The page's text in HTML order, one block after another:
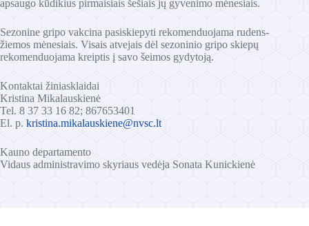
apsaugo kūdikius pirmaisiais šešiais jų gyvenimo mėnesiais.
Sezonine gripo vakcina pasiskiepyti rekomenduojama rudens-
žiemos mėnesiais. Visais atvejais dėl sezoninio gripo skiepų
rekomenduojama kreiptis į savo šeimos gydytoją.
Kontaktai žiniasklaidai
Kristina Mikalauskienė
Tel. 8 37 33 16 82; 867653401
El. p. kristina.mikalauskiene@nvsc.lt
Kauno departamento
Vidaus administravimo skyriaus vedėja Sonata Kunickienė